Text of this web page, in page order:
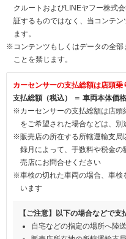
クルートおよびLINEヤフー株式
証するものではなく、当コンテ
ます。
※コンテンツもしくはデータの全部
ことを禁じます。
カーセンサーの支払総額は店頭乗
支払総額（税込） ＝ 車両本体価
※カーセンサーの支払総額は店頭
をご希望された場合などは、
※販売店の所在する所轄運輸支局
録月によって、手数料や税金
売店にお問合せください
※車検の切れた車両の場合、車検
います
【ご注意】以下の場合などで
自宅などの指定の場所へ陸